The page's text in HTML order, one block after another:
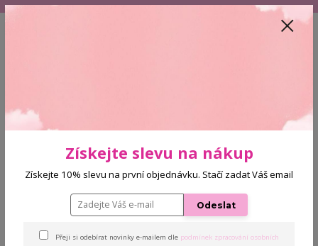
Umělé řasy Easy Fan 0,07 C 11
Získejte slevu na nákup
Získejte 10% slevu na první objednávku. Stačí zadat Váš email
Odeslat
Přeji si odebírat novinky e-mailem dle podmínek zpracování osobních